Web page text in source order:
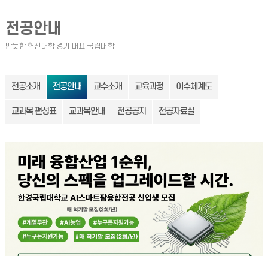
전공안내
전공소개 전공안내 교수소개 교육과정 이수체계도
교과목 편성표 교과목안내 전공공지 전공자료실